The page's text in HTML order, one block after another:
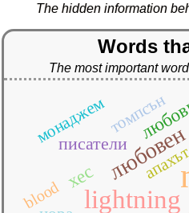
The hidden information
Words
The most important
lightning
любовен
хес
писатели
монаджемтомпсън
blood